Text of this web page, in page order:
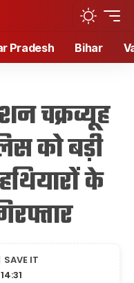
Pradesh Bihar
चक्रव्यूह
को बड़ी
के